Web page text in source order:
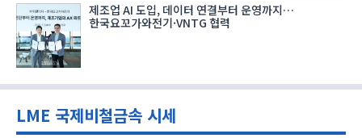
제조업 AI 도입, 데이터 연결부터 운영까지…
한국요꼬가와전기·VNTG 협력
LME 국제비철금속 시세